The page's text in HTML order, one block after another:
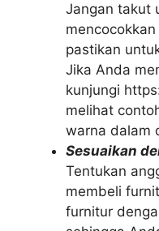
Jangan takut
pastikan
Jika Anda
kunjungi
melihat
warna dalam
Sesuaikan
Tentukan
membeli
furnitur